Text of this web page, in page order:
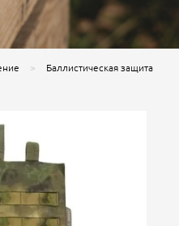
Баллистическая защита